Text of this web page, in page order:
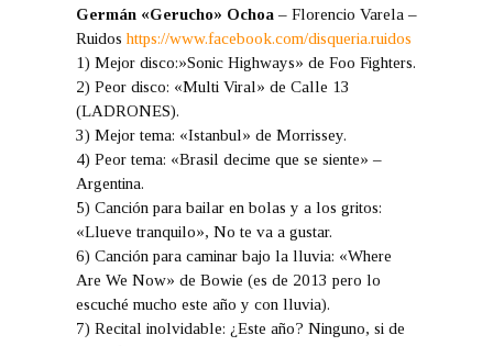
Germán «Gerucho» Ochoa – Florencio Varela –
Ruidos https://www.facebook.com/disqueria.ruidos
1) Mejor disco:»Sonic Highways» de Foo Fighters.
2) Peor disco: «Multi Viral» de Calle 13
(LADRONES).
3) Mejor tema: «Istanbul» de Morrissey.
4) Peor tema: «Brasil decime que se siente» –
Argentina.
5) Canción para bailar en bolas y a los gritos:
«Llueve tranquilo», No te va a gustar.
6) Canción para caminar bajo la lluvia: «Where
Are We Now» de Bowie (es de 2013 pero lo
escuché mucho este año y con lluvia).
7) Recital inolvidable: ¿Este año? Ninguno, si de